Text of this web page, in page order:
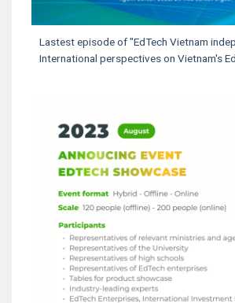
Lastest episode of "EdTech Vietnam
International perspectives on Vietnam's